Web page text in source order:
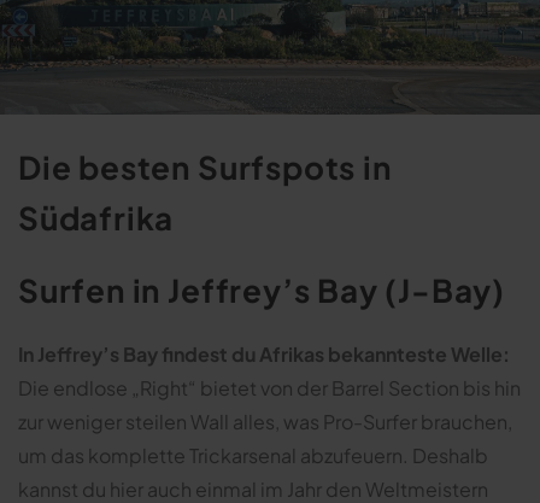
Die besten Surfspots in
Südafrika
Surfen in Jeffrey’s Bay (J-Bay)
In Jeffrey’s Bay findest du Afrikas bekannteste Welle:
Die endlose „Right“ bietet von der Barrel Section bis hin
zur weniger steilen Wall alles, was Pro-Surfer brauchen,
um das komplette Trickarsenal abzufeuern. Deshalb
kannst du hier auch einmal im Jahr den Weltmeistern